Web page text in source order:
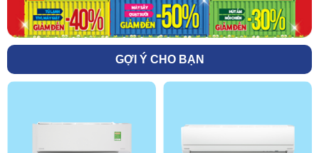
GỢI Ý CHO BẠN